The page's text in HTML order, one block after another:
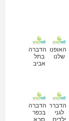
האופנועים
שלנו
הדברה
בתל
אביב
הדברה
לגני
ילדים
הדברה
בכפר
סבא